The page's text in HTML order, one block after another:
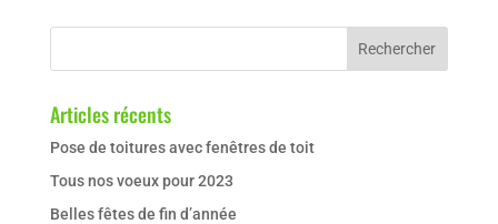
Articles récents
Pose de toitures avec fenêtres de toit
Tous nos voeux pour 2023
Belles fêtes de fin d’année